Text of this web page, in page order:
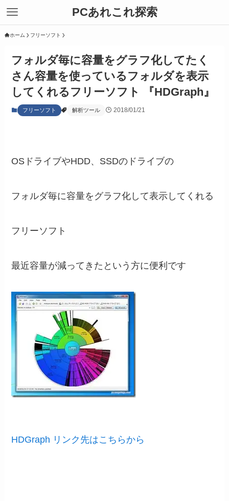
PCあれこれ探索
ホーム フリーソフト
フォルダ毎に容量をグラフ化してたく
さん容量を使っているフォルダを表示
してくれるフリーソフト 『HDGraph』
フリーソフト 解析ツール 2018/01/21
OSドライブやHDD、SSDのドライブの
フォルダ毎に容量をグラフ化して表示してくれる
フリーソフト
最近容量が減ってきたという方に便利です
HDGraph リンク先はこちらから